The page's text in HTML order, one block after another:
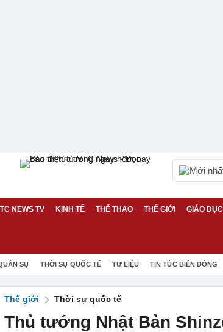
Mới
NEWS TV KINH TẾ THỂ THAO THẾ GIỚI GIÁO DỤC
SỰ THỜI SỰ QUỐC TẾ TƯ LIỆU TIN TỨC BIỂN ĐÔNG
Thế giới Thời sự quốc tế
Thủ tướng Nhật Bản